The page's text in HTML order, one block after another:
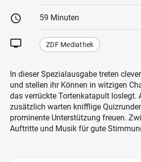
schedule 59 Minuten
tv ZDF Mediathek
In dieser Spezialausgabe treten
und stellen ihr Können in witzigen
das verrückte Tortenkatapult loslegt.
zusätzlich warten knifflige
prominente Unterstützung freuen.
Auftritte und Musik für gute